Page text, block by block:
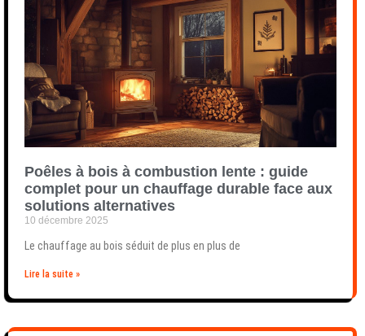
Poêles à bois à combustion lente : guide
complet pour un chauffage durable face aux
solutions alternatives
10 décembre 2025
Le chauffage au bois séduit de plus en plus de
Lire la suite »